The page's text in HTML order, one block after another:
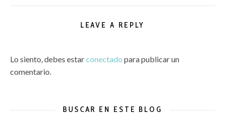
LEAVE A REPLY
Lo siento, debes estarconectado para publicar un
comentario.
BUSCAR EN ESTE BLOG